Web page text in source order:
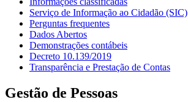
Serviço de Informação ao Cidadão (SIC)
Perguntas frequentes
Dados Abertos
Demonstrações contábeis
Decreto 10.139/2019
Transparência e Prestação de Contas
Gestão de Pessoas